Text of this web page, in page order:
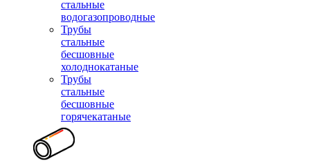
стальные
водогазопроводные
Трубы
стальные
бесшовные
холоднокатаные
Трубы
стальные
бесшовные
горячекатаные